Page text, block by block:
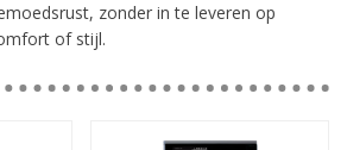
zonder in te leveren op
of stijl.